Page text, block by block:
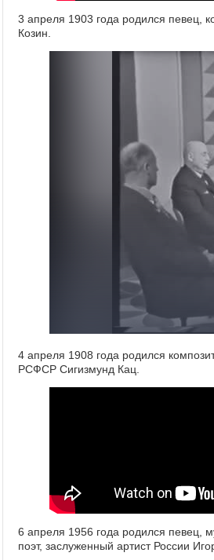
3 апреля 1903 года родился певец,
Козин.
4 апреля 1908 года родился
РСФСР Сигизмунд Кац.
6 апреля 1956 года родился певец,
поэт, заслуженный артист России